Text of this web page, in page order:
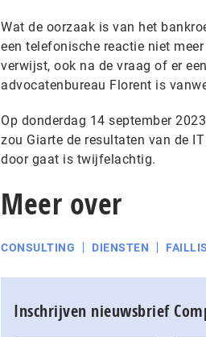
Wat de oorzaak is van het
een telefonische reactie niet
verwijst, ook na de vraag of er
advocatenbureau Florent is
Op donderdag 14 september
zou Giarte de resultaten van de
door gaat is twijfelachtig.
Meer over
CONSULTING DIENSTEN
Inschrijven nieuwsbrief